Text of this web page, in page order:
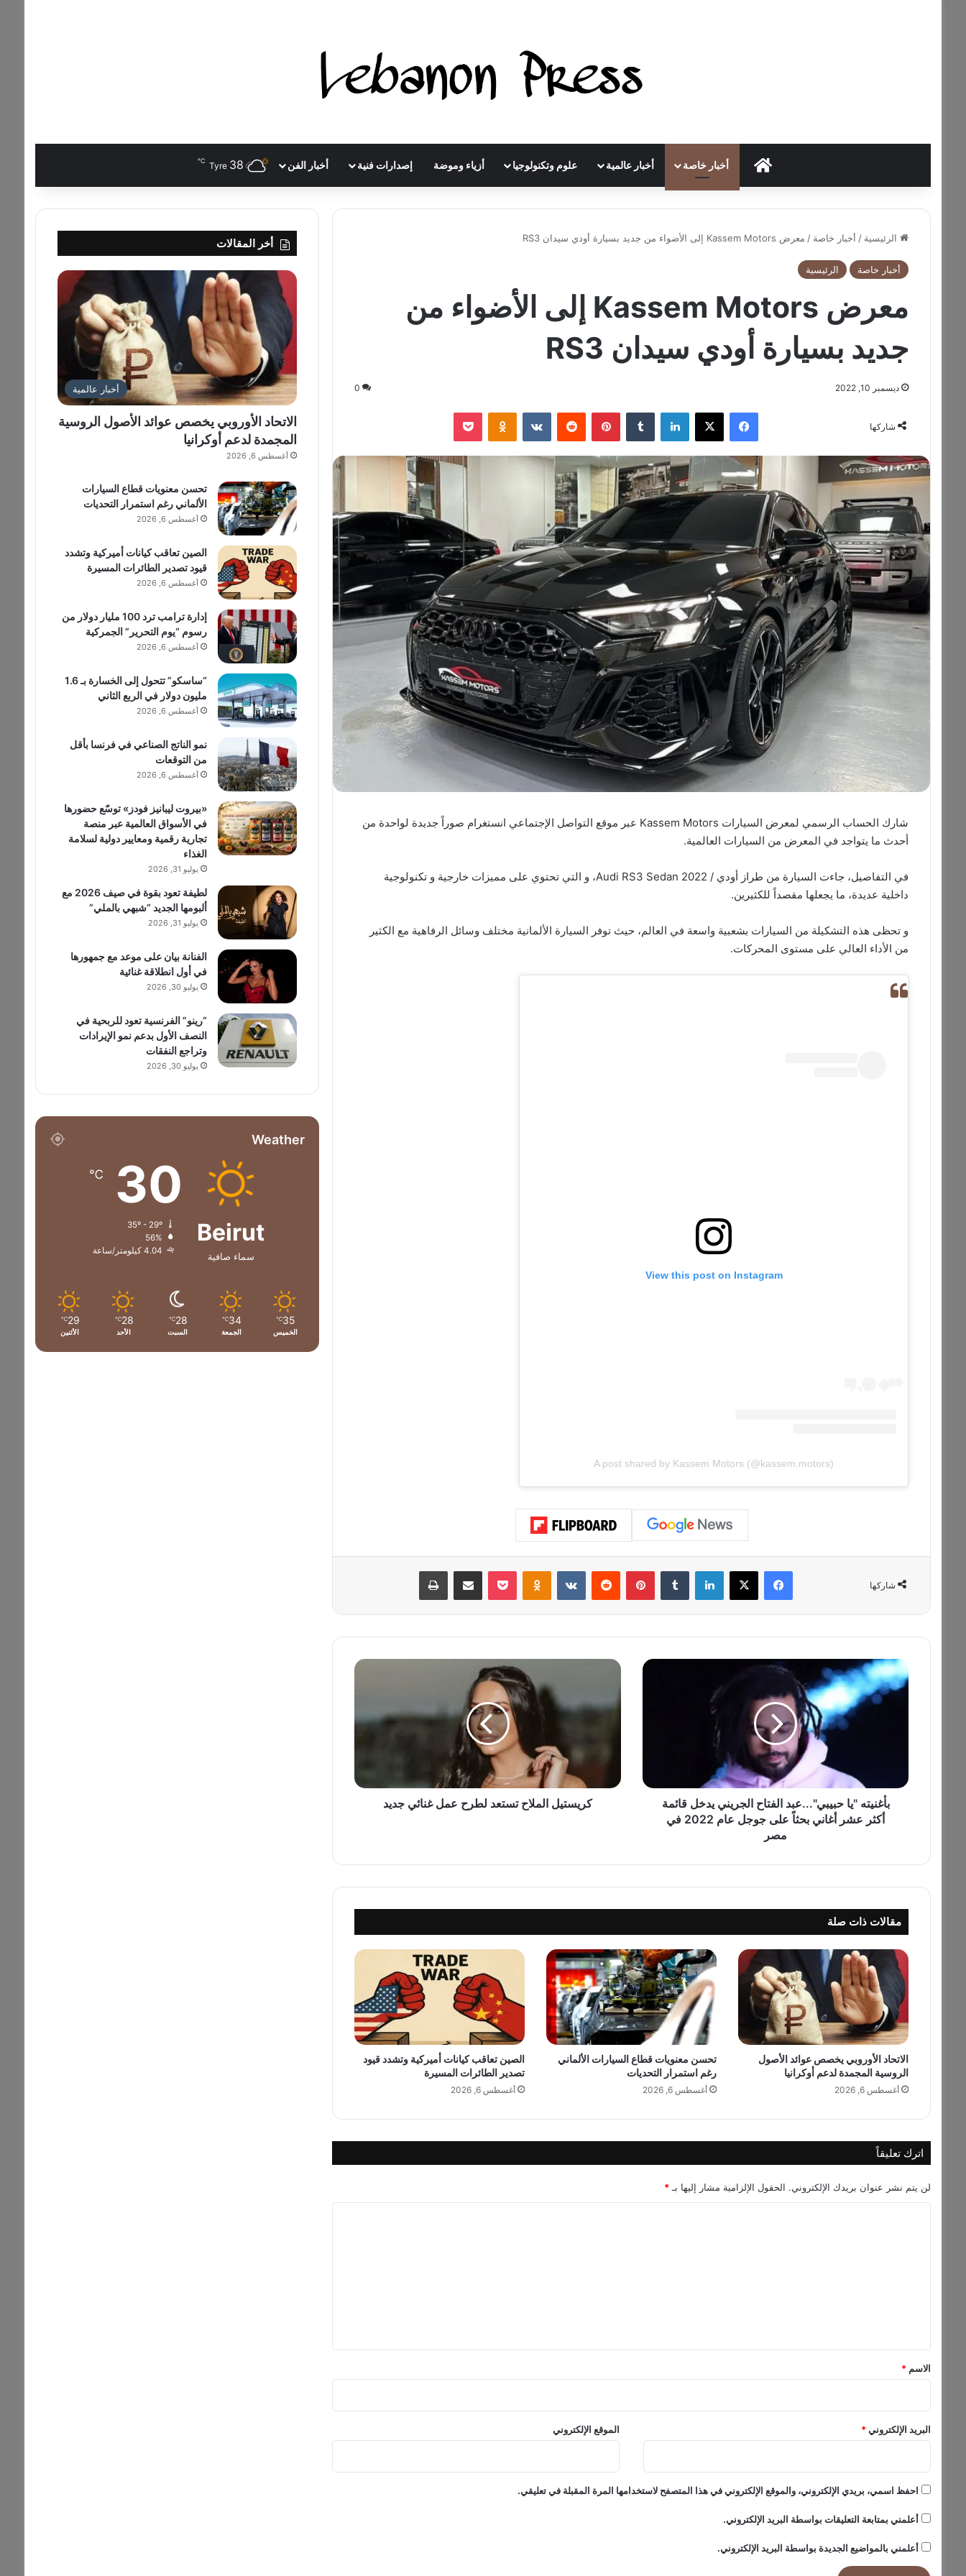
HOMEأخبار خاصة أخبار عالمية علوم وتكنولوجيا أزياء وموضة إصدارات فنية أخبار الفن Tyre 38
℃
الرئيسية / أخبار خاصة / معرض Kassem Motors إلى الأضواء من جديد بسيارة أودي سيدان RS3
أخبار خاصة الرئيسية
معرض Kassem Motors إلى الأضواء من
جديد بسيارة أودي سيدان RS3
ديسمبر 10, 2022 0
شاركها
فيسبوك ‫X لينكدإن ‏Tumblr بينتيريست ‏Reddit
‏VKontakte
Odnoklassniki
‫Pocket
شارك الحساب الرسمي لمعرض السيارات Kassem Motors عبر موقع التواصل الإجتماعي انستغرام صوراً جديدة لواحدة من
أحدث ما يتواجد في المعرض من السيارات العالمية.
في التفاصيل، جاءت السيارة من طراز أودي / Audi RS3 Sedan 2022، و التي تحتوي على مميزات خارجية و تكنولوجية
داخلية عديدة، ما يجعلها مقصداً للكثيرين.
و تحظى هذه التشكيلة من السيارات بشعبية واسعة في العالم، حيث توفر السيارة الألمانية مختلف وسائل الرفاهية مع الكثير
من الأداء العالي على مستوى المحركات.
View this post on Instagram
A post shared by Kassem Motors (@kassem.motors)
شاركها
فيسبوك ‫X لينكدإن ‏Tumblr بينتيريست ‏Reddit
‏VKontakte
Odnoklassniki
‫Pocket مشاركة عبر البريد طباعة
ب
أ
ي
ب
.
.
ع
د
ف
ت
ا
ح
ا
ج
ي
ن
ي
ر
أ
ي
ح
ث
بأغنيته "يا حبيبي"...عبد الفتاح الجريني يدخل قائمة
أكثر عشر أغاني بحثاً على جوجل عام 2022 في
مصر
ك
س
ل
ت
ع
ل
ط
ر
ح
ع
م
ل
غ
ن
ج
د
كريستيل الملاح تستعد لطرح عمل غنائي جديد
مقالات ذات صلة
الاتحاد الأوروبي يخصص عوائد الأصول
الروسية المجمدة لدعم أوكرانيا
أغسطس 6, 2026
تحسن معنويات قطاع السيارات الألماني
رغم استمرار التحديات
أغسطس 6, 2026
الصين تعاقب كيانات أميركية وتشدد قيود
تصدير الطائرات المسيرة
أغسطس 6, 2026
اترك تعليقاً
لن يتم نشر عنوان بريدك الإلكتروني. الحقول الإلزامية مشار إليها بـ*
*
الاسم *
البريد الإلكتروني* الموقع الإلكتروني
احفظ اسمي، بريدي الإلكتروني، والموقع الإلكتروني في هذا المتصفح لاستخدامها المرة المقبلة في تعليقي.
أعلمني بمتابعة التعليقات بواسطة البريد الإلكتروني.
أعلمني بالمواضيع الجديدة بواسطة البريد الإلكتروني.
أخر المقالات
أخبار عالمية
الاتحاد الأوروبي يخصص عوائد الأصول الروسية
المجمدة لدعم أوكرانيا
أغسطس 6, 2026
تحسن معنويات قطاع السيارات
الألماني رغم استمرار التحديات
أغسطس 6, 2026
الصين تعاقب كيانات أميركية وتشدد
قيود تصدير الطائرات المسيرة
أغسطس 6, 2026
إدارة ترامب ترد 100 مليار دولار من
رسوم “يوم التحرير” الجمركية
أغسطس 6, 2026
“ساسكو” تتحول إلى الخسارة بـ 1.6
مليون دولار في الربع الثاني
أغسطس 6, 2026
نمو الناتج الصناعي في فرنسا بأقل
من التوقعات
أغسطس 6, 2026
«بيروت ليبانيز فودز» توسّع حضورها
في الأسواق العالمية عبر منصة
تجارية رقمية ومعايير دولية لسلامة
الغذاء
يوليو 31, 2026
لطيفة تعود بقوة في صيف 2026 مع
ألبومها الجديد “شبهي بالملي”
يوليو 31, 2026
الفنانة بيان على موعد مع جمهورها
في أول انطلاقة غنائية
يوليو 30, 2026
“رينو” الفرنسية تعود للربحية في
النصف الأول بدعم نمو الإيرادات
وتراجع النفقات
يوليو 30, 2026
Weather
Beirut
سماء صافية
30
℃
56%
4.04 كيلومتر/ساعة
35
℃
الخميس
34
℃
الجمعة
28
℃
السبت
28
℃
الأحد
29
℃
الأثنين